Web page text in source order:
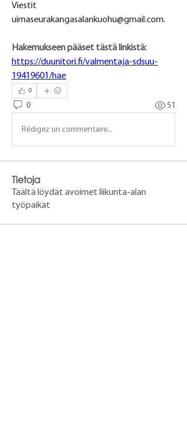
uimaseurakangasalankuohu@gmail.com.
https://duunitori.fi/valmentaja-sdsuu-
19419601/hae
0
0 51
Rédigez un commentaire...
Tietoja
Täältä löydät avoimet liikunta-alan
työpaikat